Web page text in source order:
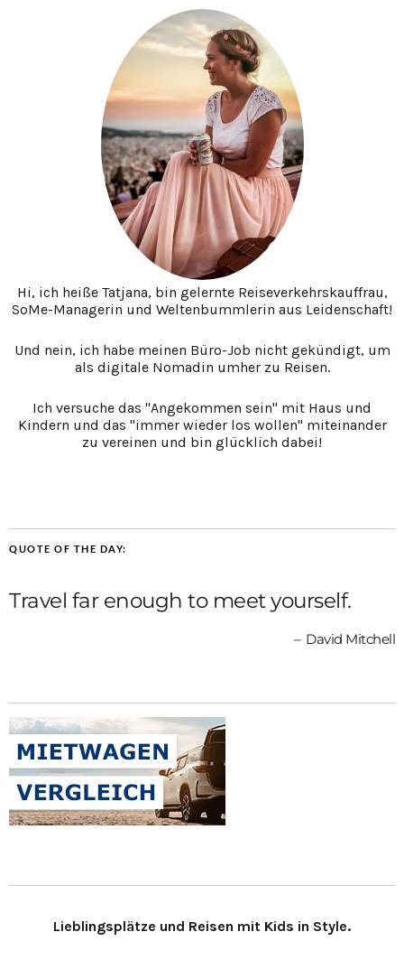
Hi, ich heiße Tatjana, bin gelernte Reiseverkehrskauffrau,
SoMe-Managerin und Weltenbummlerin aus Leidenschaft!
Und nein, ich habe meinen Büro-Job nicht gekündigt, um
als digitale Nomadin umher zu Reisen.
Ich versuche das "Angekommen sein" mit Haus und
Kindern und das "immer wieder los wollen" miteinander
zu vereinen und bin glücklich dabei!
QUOTE OF THE DAY:
Travel far enough to meet yourself.
David Mitchell
Lieblingsplätze und Reisen mit Kids in Style.